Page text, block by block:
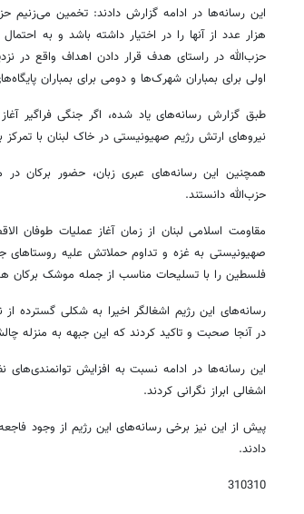
این رسانه‌ها در ادامه گزارش دادند: تخمین می‌زنیم
هزار عدد از آنها را در اختیار داشته باشد و به
حزب‌الله در راستای هدف قرار دادن اهداف واقع در
اولی برای بمباران شهرک‌ها و دومی برای بمباران
طبق گزارش رسانه‌های یاد شده، اگر جنگی فراگیر
نیروهای ارتش رژیم صهیونیستی در خاک لبنان با
همچنین این رسانه‌های عبری زبان، حضور برکان در
حزب‌الله دانستند.
مقاومت اسلامی لبنان از زمان آغاز عملیات طوفان
صهیونیستی به غزه و تداوم حملاتش علیه روستاهای
فلسطین را با تسلیحات مناسب از جمله موشک‌ برکان
رسانه‌های این رژیم اشغالگر اخیرا به شکلی گسترده
در آنجا صحبت و تاکید کردند که این جبهه به منزله
این رسانه‌ها در ادامه نسبت به افزایش توانمندی‌های
اشغالی ابراز نگرانی کردند.
پیش از این نیز برخی رسانه‌های این رژیم از وجود
دادند.
310310